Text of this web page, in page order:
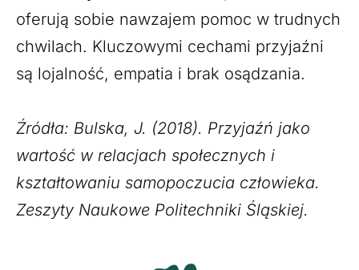
oferują sobie nawzajem pomoc w trudnych
chwilach. Kluczowymi cechami przyjaźni
są lojalność, empatia i brak osądzania.
Źródła: Bulska, J. (2018). Przyjaźń jako
wartość w relacjach społecznych i
kształtowaniu samopoczucia człowieka.
Zeszyty Naukowe Politechniki Śląskiej.